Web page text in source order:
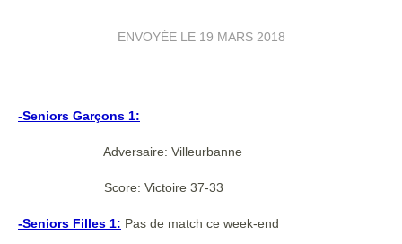
ENVOYÉE LE 19 MARS 2018
-Seniors Garçons 1:
Adversaire: Villeurbanne
Score: Victoire 37-33
-Seniors Filles 1: Pas de match ce week-end